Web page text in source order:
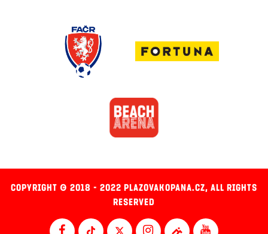
COPYRIGHT © 2018 - 2022 PLAZOVAKOPANA.CZ, ALL RIGHTS
RESERVED